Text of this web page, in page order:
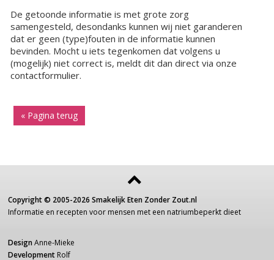
De getoonde informatie is met grote zorg
samengesteld, desondanks kunnen wij niet garanderen
dat er geen (type)fouten in de informatie kunnen
bevinden. Mocht u iets tegenkomen dat volgens u
(mogelijk) niet correct is, meldt dit dan direct via onze
contactformulier.
« Pagina terug
Copyright © 2005-2026 Smakelijk Eten Zonder Zout.nl
Informatie en recepten voor mensen met een natriumbeperkt dieet
Design Anne-Mieke
Development Rolf